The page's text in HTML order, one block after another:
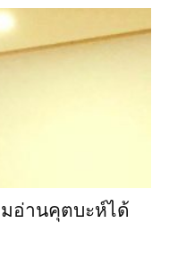
อ่านคุตบะห์ได้